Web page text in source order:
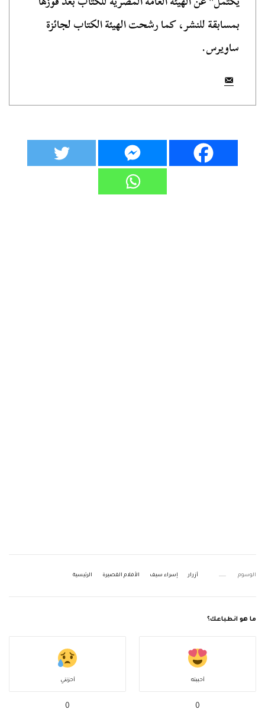
بمسابقة للنشر، كما رشحت الهيئة الكتاب لجائزة
ساويرس.
الوسوم أزرار إسراء سيف الأفلام القصيرة الرئيسية
ما هو انطباعك؟
أحببته
0
أحزنني
0